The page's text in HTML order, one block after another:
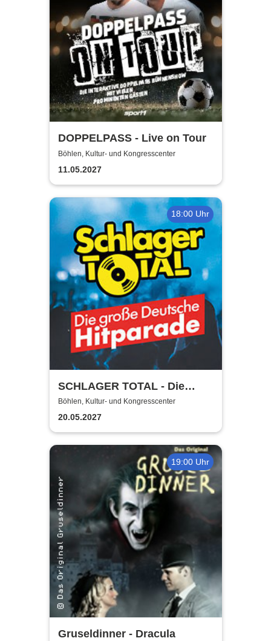
DOPPELPASS - Live on Tour
Böhlen, Kultur- und Kongresscenter
11.05.2027
18:00 Uhr
SCHLAGER TOTAL - Die
große deutsche Hitparade
Böhlen, Kultur- und Kongresscenter
20.05.2027
19:00 Uhr
Gruseldinner - Dracula